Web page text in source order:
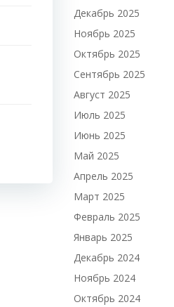
Декабрь 2025
Ноябрь 2025
Октябрь 2025
Сентябрь 2025
Август 2025
Июль 2025
Июнь 2025
Май 2025
Апрель 2025
Март 2025
Февраль 2025
Январь 2025
Декабрь 2024
Ноябрь 2024
Октябрь 2024